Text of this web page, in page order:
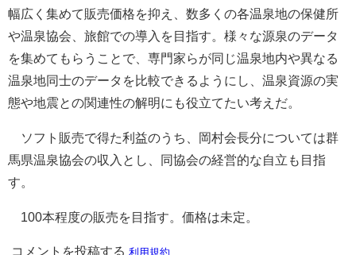
幅広く集めて販売価格を抑え、数多くの各温泉地の保健所
や温泉協会、旅館での導入を目指す。様々な源泉のデータ
を集めてもらうことで、専門家らが同じ温泉地内や異なる
温泉地同士のデータを比較できるようにし、温泉資源の実
態や地震との関連性の解明にも役立てたい考えだ。
ソフト販売で得た利益のうち、岡村会長分については群
馬県温泉協会の収入とし、同協会の経営的な自立も目指
す。
100本程度の販売を目指す。価格は未定。